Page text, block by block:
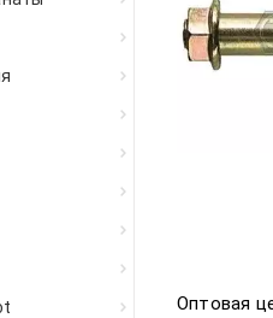
Оптовая